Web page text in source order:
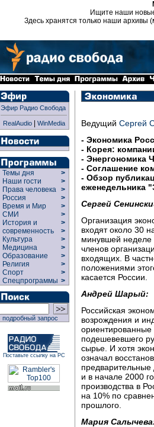
Ищите наши
Здесь хранятся только наши архивы
Эфир Радио Свобода
RealAudio| WinMedia
Темы дня
>
Наши гости
>
Права человека >
Россия
>
Время и Мир
>
СМИ
>
История и
современность
>
>
Культура
>
Медицина
>
Образование
>
Религия
>
Спорт
>
Спецпрограммы >
подробный запрос
Поставьте ссылку на РС
Ведущий Сергей
- Экономика
- Корея:
- Энергономика
- Соглашение
- Обзор
еженедельника
Сергей
Организация
входят около 30
минувшей неделе
членов
входящих. В
положениями
касается России.
Андрей Шарый:
Российская
возрождения и
подешевевшего
сырье. И хотя
означал
и в начале 2000
производства в
на 10% по
прошлого.
Мария